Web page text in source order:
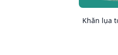
Khăn lụa